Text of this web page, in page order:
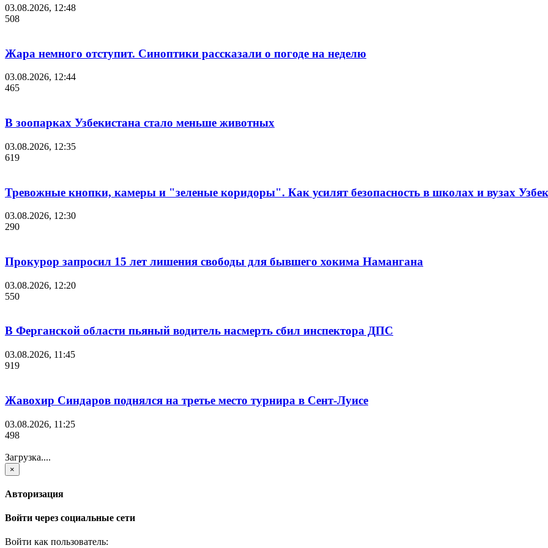
03.08.2026, 12:48
508
Жара немного отступит. Синоптики рассказали о погоде на неделю
03.08.2026, 12:44
465
В зоопарках Узбекистана стало меньше животных
03.08.2026, 12:35
619
Тревожные кнопки, камеры и "зеленые коридоры". Как усилят безопасность в школах и вузах
03.08.2026, 12:30
290
Прокурор запросил 15 лет лишения свободы для бывшего хокима Намангана
03.08.2026, 12:20
550
В Ферганской области пьяный водитель насмерть сбил инспектора ДПС
03.08.2026, 11:45
919
Жавохир Синдаров поднялся на третье место турнира в Сент-Луисе
03.08.2026, 11:25
498
Загрузка....
×
Авторизация
Войти через социальные сети
Войти как пользователь: